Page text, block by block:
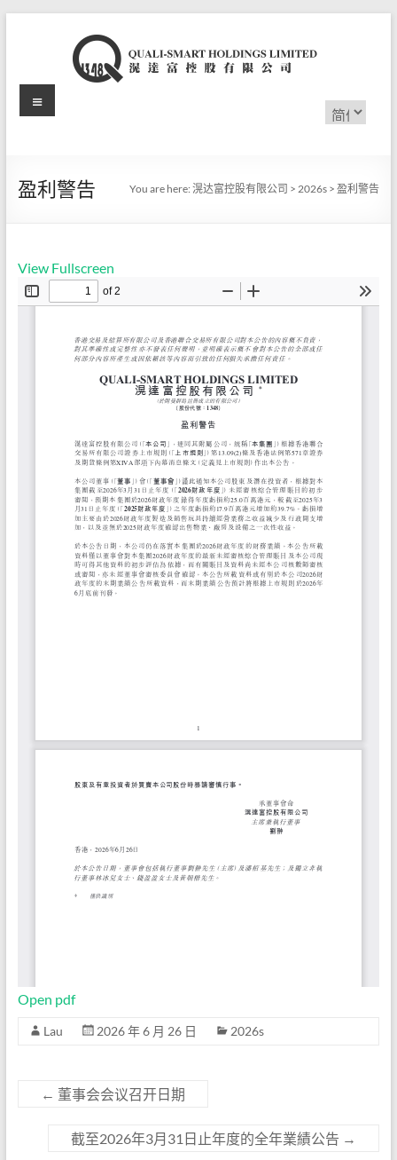
滉
富
有
限
选
择
Menu
盈利警告 You are here:滉达富控股有限公司 >2026s >盈利警告
View Fullscreen
Open pdf
Lau 2026 年 6 月 26 日 2026s
← 董事会会议召开日期
截至2026年3月31日止年度的全年業績公告 →